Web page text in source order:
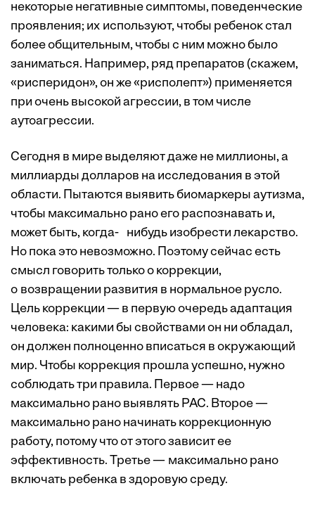
некоторые негативные симптомы, поведенческие
проявления; их используют, чтобы ребенок стал
более общительным, чтобы с ним можно было
заниматься. Например, ряд препаратов (скажем,
«рисперидон», он же «рисполепт») применяется
при очень высокой агрессии, в том числе
аутоагрессии.
Сегодня в мире выделяют даже не миллионы, а
миллиарды долларов на исследования в этой
области. Пытаются выявить биомаркеры аутизма,
чтобы максимально рано его распознавать и,
может быть, когда- нибудь изобрести лекарство.
Но пока это невозможно. Поэтому сейчас есть
смысл говорить только о коррекции,
о возвращении развития в нормальное русло.
Цель коррекции — в первую очередь адаптация
человека: какими бы свойствами он ни обладал,
он должен полноценно вписаться в окружающий
мир. Чтобы коррекция прошла успешно, нужно
соблюдать три правила. Первое — надо
максимально рано выявлять РАС. Второе —
максимально рано начинать коррекционную
работу, потому что от этого зависит ее
эффективность. Третье — максимально рано
включать ребенка в здоровую среду.